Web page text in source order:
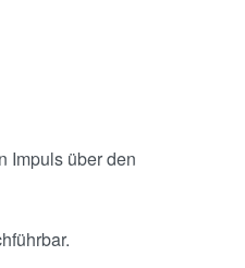
Impuls über den